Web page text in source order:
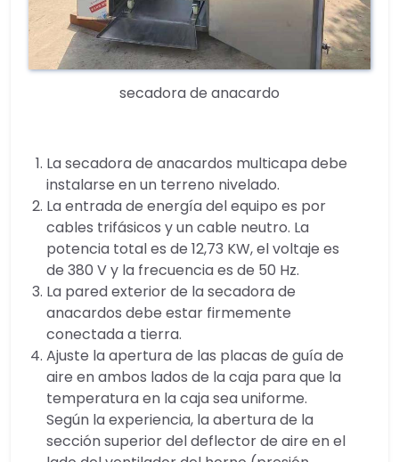
secadora de anacardo
La secadora de anacardos multicapa debe
instalarse en un terreno nivelado.
La entrada de energía del equipo es por
cables trifásicos y un cable neutro. La
potencia total es de 12,73 KW, el voltaje es
de 380 V y la frecuencia es de 50 Hz.
La pared exterior de la secadora de
anacardos debe estar firmemente
conectada a tierra.
Ajuste la apertura de las placas de guía de
aire en ambos lados de la caja para que la
temperatura en la caja sea uniforme.
Según la experiencia, la abertura de la
sección superior del deflector de aire en el